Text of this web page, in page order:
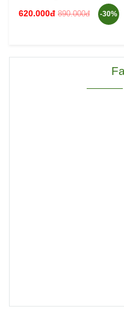
+ Lan 1Gbps + Sạc PD
100W Ugreen 15598
620.000đ 890.000đ -30%